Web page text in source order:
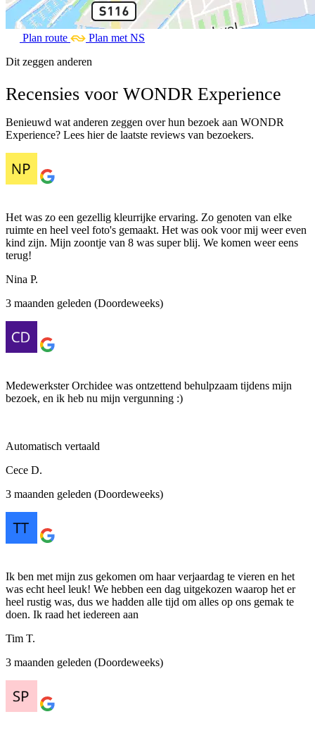
Plan route
Plan met NS
Dit zeggen anderen
Recensies voor WONDR Experience
Benieuwd wat anderen zeggen over hun bezoek aan WONDR
Experience? Lees hier de laatste reviews van bezoekers.
Het was zo een gezellig kleurrijke ervaring. Zo genoten van elke
ruimte en heel veel foto's gemaakt. Het was ook voor mij weer even
kind zijn. Mijn zoontje van 8 was super blij. We komen weer eens
terug!
Nina P.
3 maanden geleden (Doordeweeks)
Medewerkster Orchidee was ontzettend behulpzaam tijdens mijn
bezoek, en ik heb nu mijn vergunning :)
Automatisch vertaald
Cece D.
3 maanden geleden (Doordeweeks)
Ik ben met mijn zus gekomen om haar verjaardag te vieren en het
was echt heel leuk! We hebben een dag uitgekozen waarop het er
heel rustig was, dus we hadden alle tijd om alles op ons gemak te
doen. Ik raad het iedereen aan
Tim T.
3 maanden geleden (Doordeweeks)